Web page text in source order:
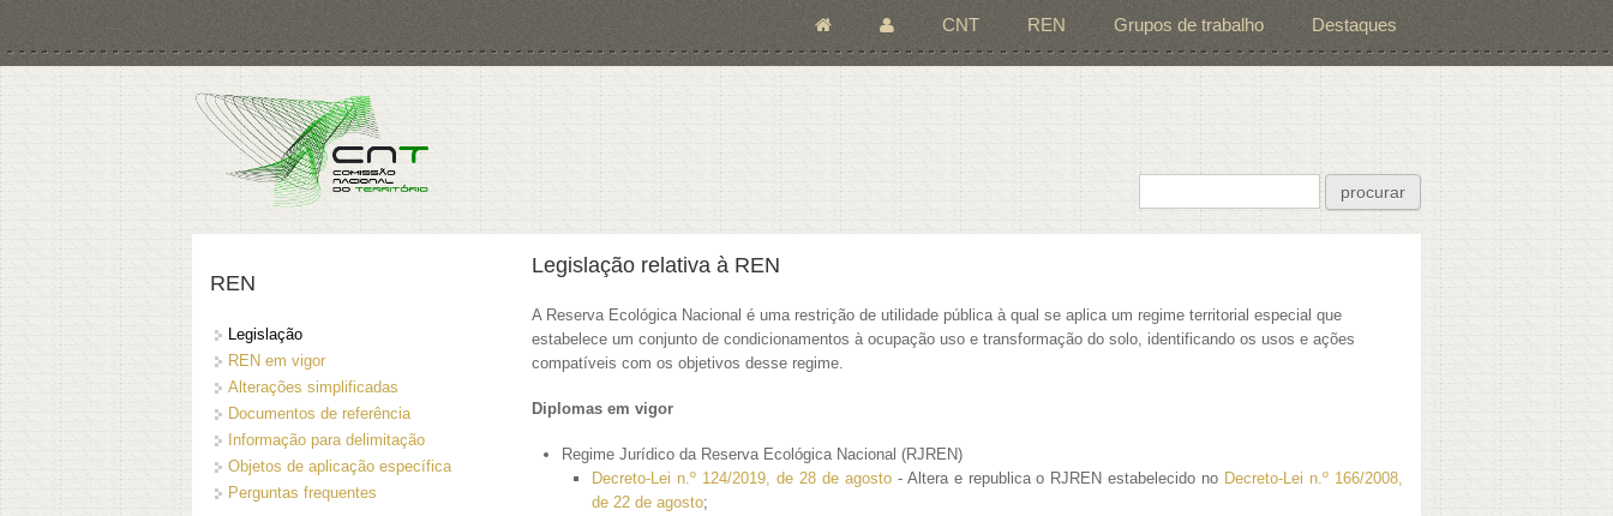
CNT REN Grupos de trabalho Destaques
Formulário de pesquisa
Está aqui
Legislação relativa à REN
A Reserva Ecológica Nacional é uma restrição de utilidade pública à qual se aplica um regime territorial especial que
estabelece um conjunto de condicionamentos à ocupação uso e transformação do solo, identificando os usos e ações
compatíveis com os objetivos desse regime.
Diplomas em vigor
Regime Jurídico da Reserva Ecológica Nacional (RJREN)
Decreto-Lei n.º 124/2019, de 28 de agosto- Altera e republica o RJREN estabelecido no Decreto-Lei n.º 166/2008,
de 22 de agosto;
REN
Legislação
REN em vigor
Alterações simplificadas
Documentos de referência
Informação para delimitação
Objetos de aplicação específica
Perguntas frequentes